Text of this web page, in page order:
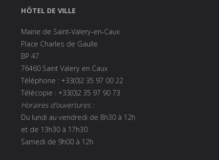
HÔTEL DE VILLE
Mairie de Saint-Valery-en-Caux
Place Charles de Gaulle
BP 47
76460 Saint Valery en Caux
Téléphone : +33(0)2 35 97 00 22
Télécopie : +33(0)2 35 97 90 73
Horaires d’ouvertures :
Du lundi au vendredi de 8h30 à 12h
et de 13h30 à 17h30
Samedi de 9h00 à 12h